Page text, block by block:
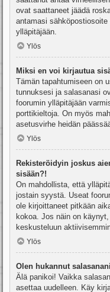
ovat saattaneet jäädä
antamasi
ylläpitäjään.
Ylös
Miksi en voi kirjautua
Tämän tapahtumiseen on
tunnuksesi ja salasanasi
foorumin ylläpitäjään
porttikieltoja. On myös
asetusvirhe heidän
Ylös
Rekisteröidyin joskus
sisään?!
On mahdollista, että
jostain syystä. Useat
ole kirjoittaneet pitkään
kokoa. Jos näin on
keskusteluun
Ylös
Olen hukannut
Älä panikoi! Vaikka
asettaa uudelleen. Käy